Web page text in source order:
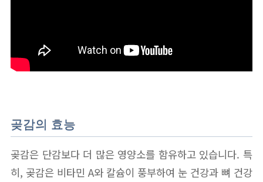
곶감의 효능
곶감은 단감보다 더 많은 영양소를 함유하고 있습니다. 특
히, 곶감은 비타민 A와 칼슘이 풍부하여 눈 건강과 뼈 건강